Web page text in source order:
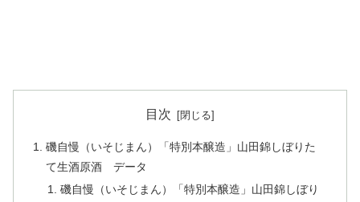
目次
磯自慢（いそじまん）「特別本醸造」山田錦しぼりた
て生酒原酒 データ
磯自慢（いそじまん）「特別本醸造」山田錦しぼり